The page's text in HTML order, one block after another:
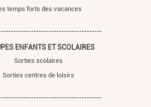
temps forts des vacances
ENFANTS ET SCOLAIRES
Sorties scolaires
Sorties centres de loisirs